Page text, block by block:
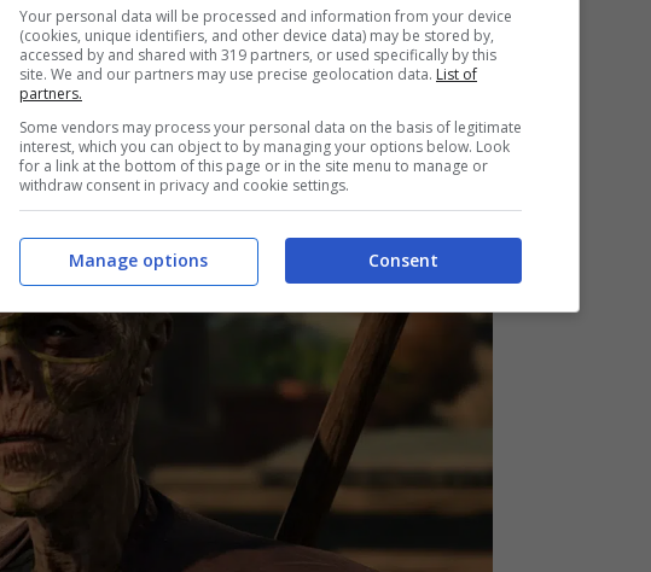
del tempo per crearedei giochi di qualità, o
è il segretodietro al successo di questo
tutti sui licenziamenti.
Your personal data will be processed and information from your device
(cookies, unique identifiers, and other device data) may be stored by,
accessed by and shared with 319 partners, or used specifically by this
site. We and our partners may use precise geolocation data. List of
partners.
Some vendors may process your personal data on the basis of legitimate
interest, which you can object to by managing your options below. Look
for a link at the bottom of this page or in the site menu to manage or
withdraw consent in privacy and cookie settings.
Consent
Manage options